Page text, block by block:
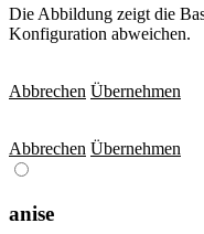
Die Abbildung zeigt die
Konfiguration abweichen.
Abbrechen Übernehmen
Abbrechen Übernehmen
anise